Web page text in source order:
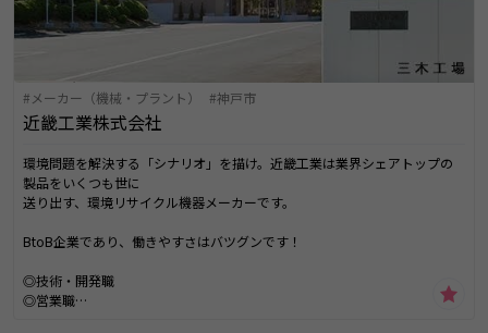
メーカー（機械・プラント） 神戸市
近畿工業株式会社
環境問題を解決する「シナリオ」を描け。近畿工業は業界シェアトップの
製品をいくつも世に
送り出す、環境リサイクル機器メーカーです。
BtoB企業であり、働きやすさはバツグンです！
◎技術・開発職
◎営業職